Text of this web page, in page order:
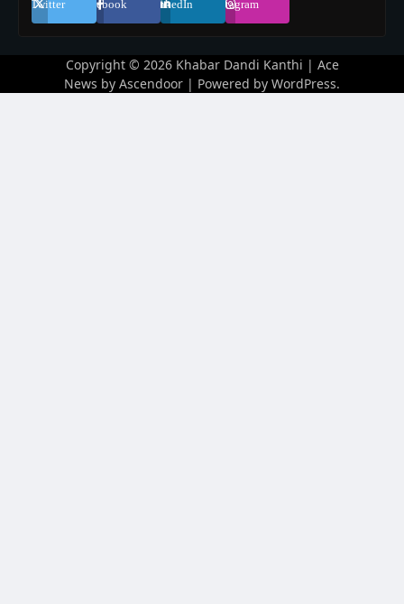
Twitter Facebook LinkedIn Instagram
Copyright © 2026 Khabar Dandi Kanthi | Ace
News by Ascendoor | Powered by WordPress.